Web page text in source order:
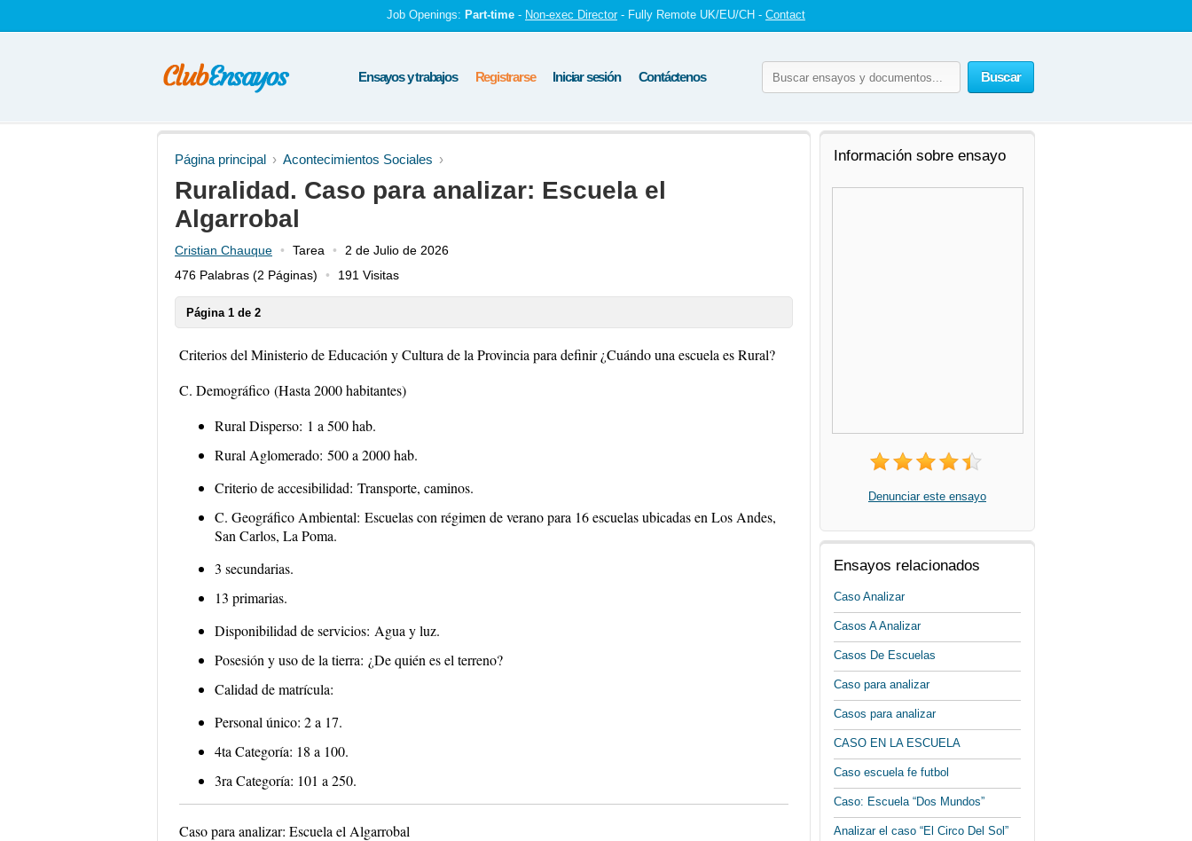
Job Openings: Part-time - Non-exec Director - Fully Remote UK/EU/CH - Contact
Buscar
Ensayos y trabajos Registrarse Iniciar sesión Contáctenos
Página principal Acontecimientos Sociales
Ruralidad. Caso para analizar: Escuela el
Algarrobal
Cristian Chauque Tarea
2 de Julio de 2026
476 Palabras (2 Páginas) 191 Visitas
Página 1 de 2
Criterios del Ministerio de Educación y Cultura de la Provincia para definir ¿Cuándo una escuela es Rural?
C. Demográfico (Hasta 2000 habitantes)
Rural Disperso: 1 a 500 hab.
Rural Aglomerado: 500 a 2000 hab.
Criterio de accesibilidad: Transporte, caminos.
C. Geográfico Ambiental: Escuelas con régimen de verano para 16 escuelas ubicadas en Los Andes,
San Carlos, La Poma.
3 secundarias.
13 primarias.
Disponibilidad de servicios: Agua y luz.
Posesión y uso de la tierra: ¿De quién es el terreno?
Calidad de matrícula:
Personal único: 2 a 17.
4ta Categoría: 18 a 100.
3ra Categoría: 101 a 250.
Caso para analizar: Escuela el Algarrobal
Información sobre ensayo
Denunciar este ensayo
Ensayos relacionados
Caso Analizar
Casos A Analizar
Casos De Escuelas
Caso para analizar
Casos para analizar
CASO EN LA ESCUELA
Caso escuela fe futbol
Caso: Escuela “Dos Mundos”
Analizar el caso “El Circo Del Sol”